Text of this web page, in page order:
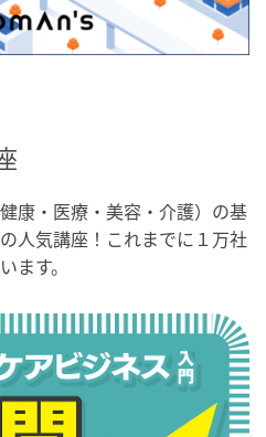
康・医療・美容・介護）の基
人気講座！これまでに１万社
ます。